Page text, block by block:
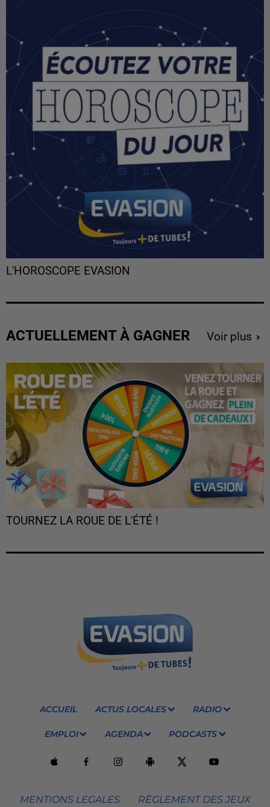
L'HOROSCOPE EVASION
ACTUELLEMENT À GAGNER Voir plus
TOURNEZ LA ROUE DE L'ÉTÉ !
ACCUEIL ACTUS LOCALES RADIO
EMPLOI AGENDA PODCASTS
MENTIONS LEGALES RÈGLEMENT DES JEUX